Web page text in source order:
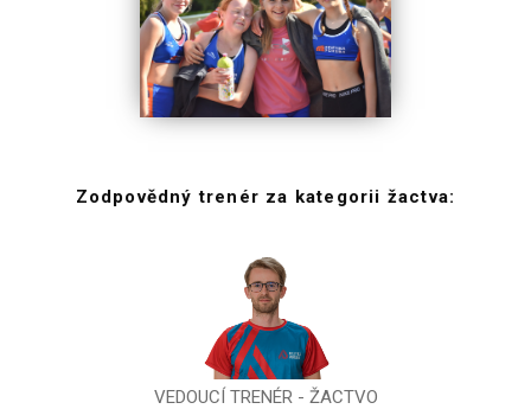
Zodpovědný trenér za kategorii žactva:
VEDOUCÍ TRENÉR - ŽACTVO